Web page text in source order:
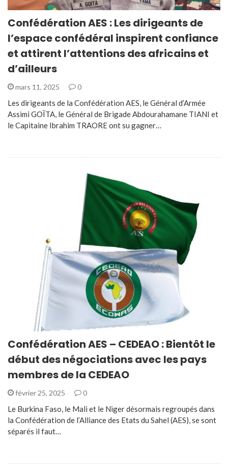
Confédération AES : Les dirigeants de
l’espace confédéral inspirent confiance
et attirent l’attentions des africains et
d’ailleurs
mars 11, 2025 0
Les dirigeants de la Confédération AES, le Général d’Armée
Assimi GOÏTA, le Général de Brigade Abdourahamane TIANI et
le Capitaine Ibrahim TRAORE ont su gagner…
Confédération AES – CEDEAO : Bientôt le
début des négociations avec les pays
membres de la CEDEAO
février 25, 2025 0
Le Burkina Faso, le Mali et le Niger désormais regroupés dans
la Confédération de l’Alliance des Etats du Sahel (AES), se sont
séparés il faut…